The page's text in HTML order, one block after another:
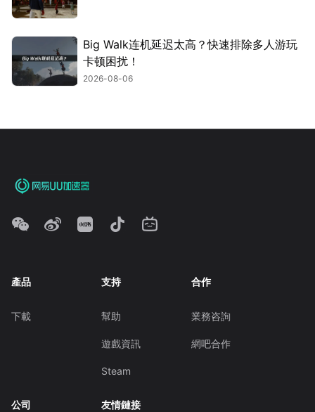
Big Walk连机延迟太高？快速排除多人游玩
卡顿困扰！
2026-08-06
產品
下載
支持
幫助
遊戲資訊
Steam
合作
業務咨詢
網吧合作
公司 友情鏈接